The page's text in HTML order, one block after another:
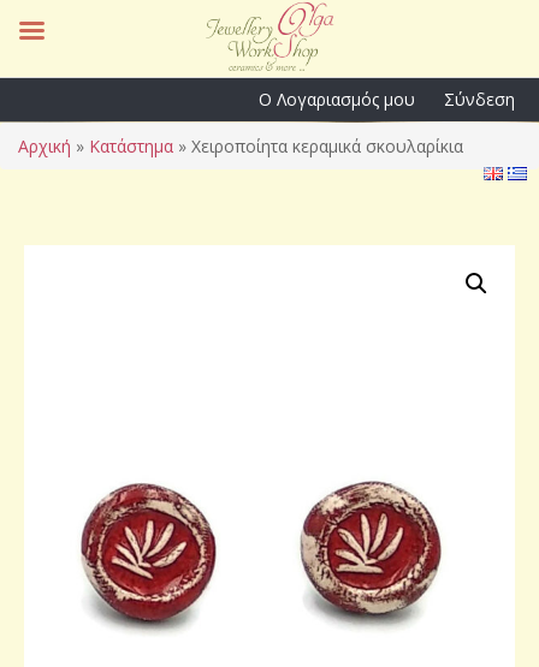
Ο Λογαριασμός μου Σύνδεση
Αρχική » Κατάστημα » Χειροποίητα κεραμικά σκουλαρίκια